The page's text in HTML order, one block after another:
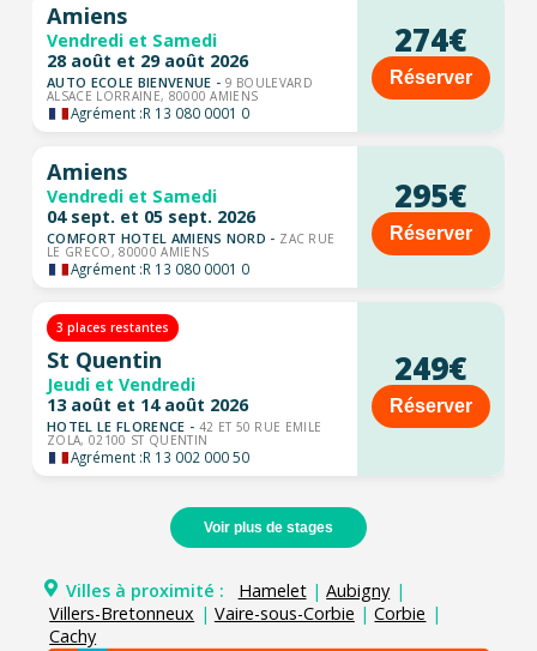
Amiens
Vendredi et Samedi
28 août et 29 août 2026
AUTO ECOLE BIENVENUE - 9 BOULEVARD
ALSACE LORRAINE, 80000 AMIENS
Agrément :R 13 080 0001 0
274€
Réserver
Amiens
Vendredi et Samedi
04 sept. et 05 sept. 2026
COMFORT HOTEL AMIENS NORD - ZAC RUE
LE GRECO, 80000 AMIENS
Agrément :R 13 080 0001 0
295€
Réserver
3 places restantes
St Quentin
Jeudi et Vendredi
13 août et 14 août 2026
HOTEL LE FLORENCE - 42 ET 50 RUE EMILE
ZOLA, 02100 ST QUENTIN
Agrément :R 13 002 000 50
249€
Réserver
Voir plus de stages
Villes à proximité : Hamelet | Aubigny |
Villers-Bretonneux | Vaire-sous-Corbie | Corbie |
Cachy